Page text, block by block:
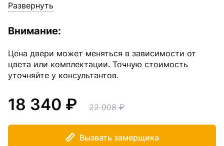
Толщина полотна
Угол открывания
Уплотнение
Цвет внешнего покрытия
Развернуть
Внимание:
Цена двери может меняться в зависимости от
цвета или комплектации. Точную стоимость
уточняйте у консультантов.
18 340 22 008
Вызвать замерщика